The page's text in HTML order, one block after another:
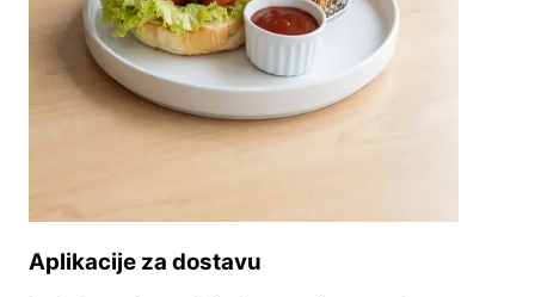
Aplikacije za dostavu